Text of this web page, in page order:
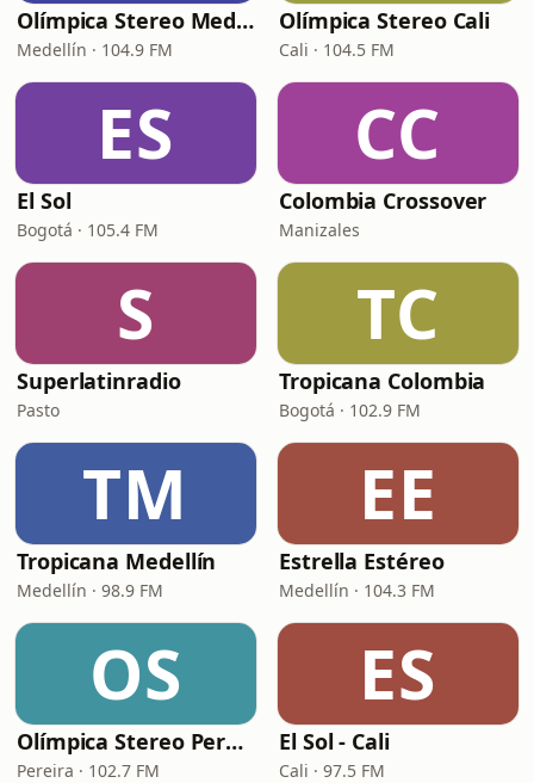
Olímpica Stereo Medellín
Medellín · 104.9 FM
Olímpica Stereo Cali
Cali · 104.5 FM
ES
El Sol
Bogotá · 105.4 FM
CC
Colombia Crossover
Manizales
S
Superlatinradio
Pasto
TC
Tropicana Colombia
Bogotá · 102.9 FM
TM
Tropicana Medellín
Medellín · 98.9 FM
EE
Estrella Estéreo
Medellín · 104.3 FM
OS
Olímpica Stereo Pereira
Pereira · 102.7 FM
ES
El Sol - Cali
Cali · 97.5 FM